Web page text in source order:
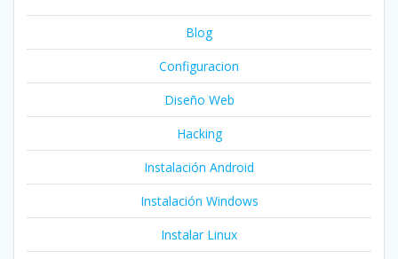
Blog
Configuracion
Diseño Web
Hacking
Instalación Android
Instalación Windows
Instalar Linux